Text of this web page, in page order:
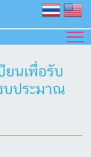
ยนเพื่อรับ
บประมาณ